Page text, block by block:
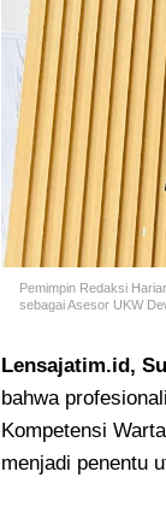
Pemimpin Redaksi
sebagai Asesor UKW
Lensajatim.id,
bahwa
Kompetensi
menjadi penentu